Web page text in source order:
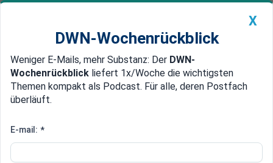
Newsticker MEIN DWN: Geldanlage Premium
Edelmetalle DWN-Magazin China
Verrückte Ideen, knallhartes
X
DWN-Wochenrückblick
Weniger E-Mails, mehr Substanz: Der DWN-
Wochenrückblick liefert 1x/Woche die wichtigsten
Themen kompakt als Podcast. Für alle, deren Postfach
überläuft.
E-mail: *